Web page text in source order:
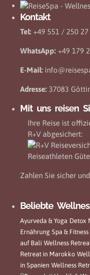
Kontakt
Tel: +49 551 / 250 27
WhatsApp: +49 179
E-Mail:
Adresse: 37083
Mit uns reisen
Ihre Reise ist
R+V abgesichert:
Zahlen Sie sicher
Beliebte
Ayurveda & Yoga Detox
Ernährung Spa & Fitness
auf Bali Wellness
Retreat in Marokko
in Spanien Wellness